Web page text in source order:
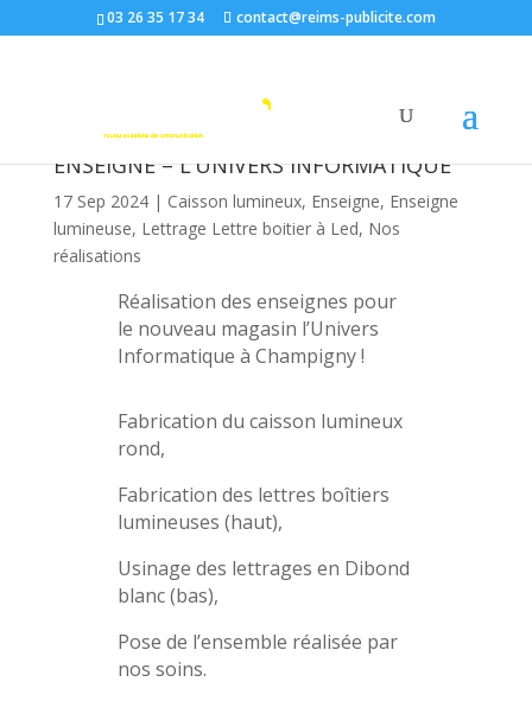
03 26 35 17 34 contact@reims-publicite.com
ENSEIGNE – L’UNIVERS INFORMATIQUE
17 Sep 2024| Caisson lumineux, Enseigne, Enseigne
lumineuse, Lettrage Lettre boitier à Led, Nos
réalisations
Réalisation des enseignes pour
le nouveau magasin l’Univers
Informatique à Champigny !
Fabrication du caisson lumineux
rond,
Fabrication des lettres boîtiers
lumineuses (haut),
Usinage des lettrages en Dibond
blanc (bas),
Pose de l’ensemble réalisée par
nos soins.